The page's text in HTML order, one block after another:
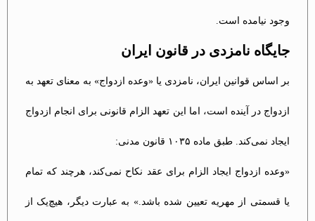
وجود نیامده است.
جایگاه نامزدی در قانون ایران
بر اساس قوانین ایران، نامزدی یا «وعده ازدواج» به معنای تعهد به
ازدواج در آینده است، اما این تعهد الزام قانونی برای انجام ازدواج
ایجاد نمی‌کند. طبق ماده ۱۰۳۵ قانون مدنی:
«وعده ازدواج ایجاد الزام برای عقد نکاح نمی‌کند، هرچند که تمام
یا قسمتی از مهریه تعیین شده باشد.» به عبارت دیگر، هیچ‌یک از